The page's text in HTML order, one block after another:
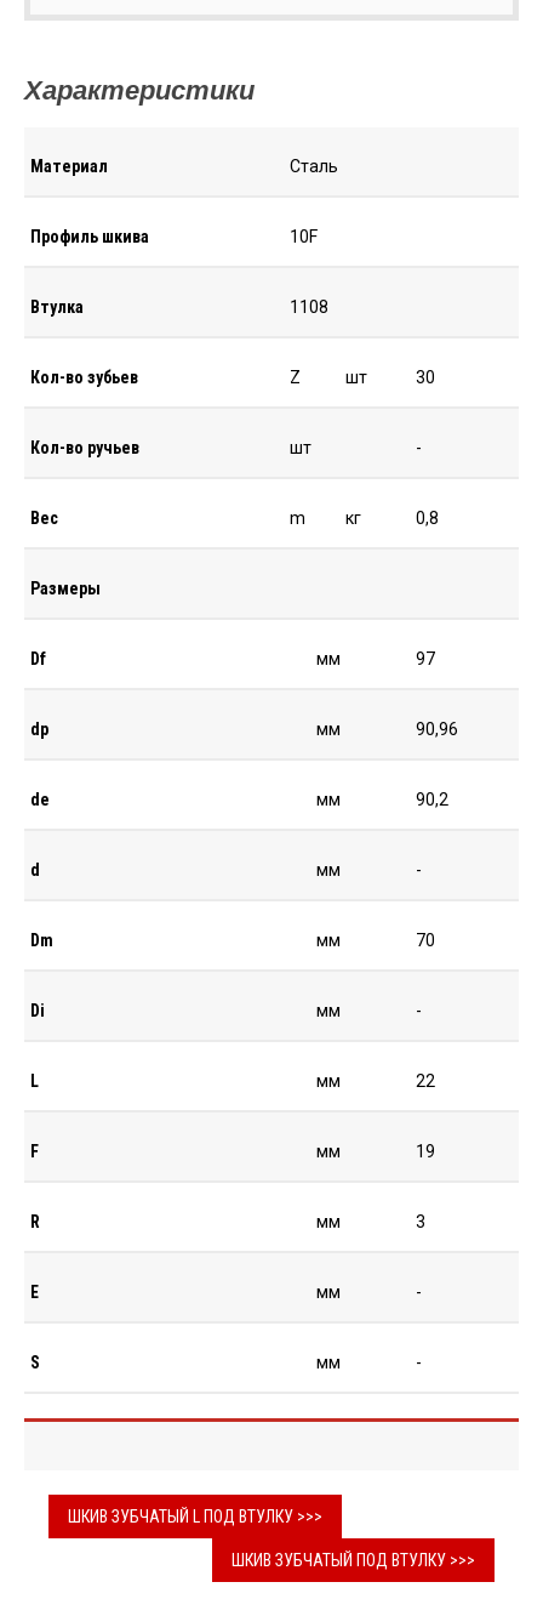
Характеристики
Материал Сталь
Профиль шкива 10F
Втулка 1108
Кол-во зубьев Z шт 30
Кол-во ручьев шт -
Вес m кг 0,8
Размеры
Df мм 97
dp мм 90,96
de мм 90,2
d мм -
Dm мм 70
Di мм -
L мм 22
F мм 19
R мм 3
E мм -
S мм -
ШКИВ ЗУБЧАТЫЙ L ПОД ВТУЛКУ >>>
ШКИВ ЗУБЧАТЫЙ ПОД ВТУЛКУ >>>